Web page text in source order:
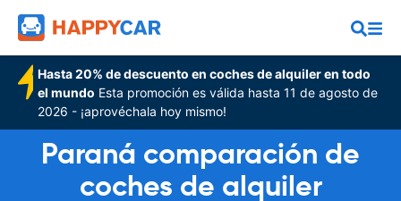
Hasta 20% de descuento en coches de alquiler en todo
el mundo Esta promoción es válida hasta 11 de agosto de
2026 - ¡aprovéchala hoy mismo!
Paraná comparación de
coches de alquiler